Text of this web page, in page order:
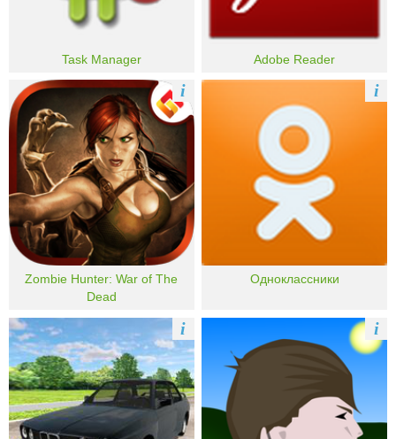
Task Manager Adobe Reader
Zombie Hunter: War of The
Dead
i
Одноклассники
i
i i